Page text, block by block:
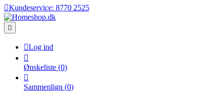
Kundeservice: 8770 2525

Log ind

Ønskeliste (0)

Sammenlign (0)